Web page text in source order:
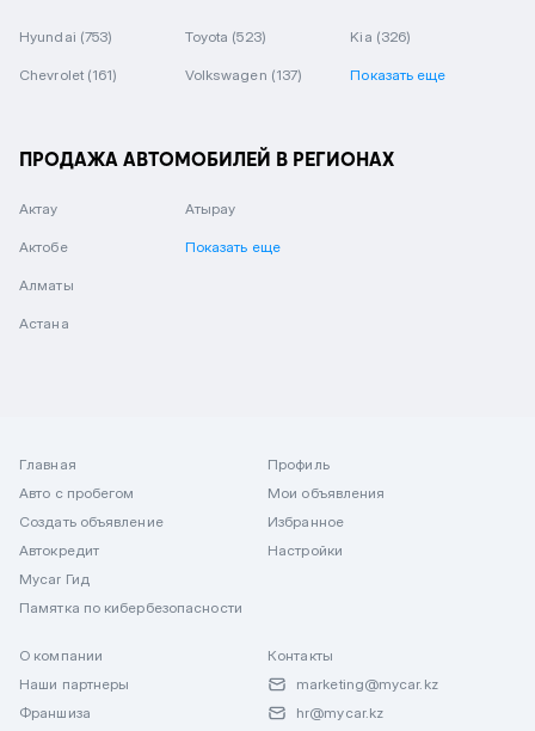
Hyundai (753) Toyota (523) Kia (326)
Chevrolet (161) Volkswagen (137) Показать еще
ПРОДАЖА АВТОМОБИЛЕЙ В РЕГИОНАХ
Актау
Актобе
Алматы
Астана
Атырау
Показать еще
Главная
Авто с пробегом
Создать объявление
Автокредит
Mycar Гид
Памятка по кибербезопасности
Профиль
Мои объявления
Избранное
Настройки
О компании
Наши партнеры
Франшиза
Контакты
marketing@mycar.kz
hr@mycar.kz